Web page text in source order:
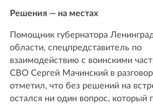
Решения — на местах
Помощник губернатора
области, спецпредставитель по
взаимодействию с воинскими
СВО Сергей Мачинский в
отметил, что без решений на
остался ни один вопрос, который